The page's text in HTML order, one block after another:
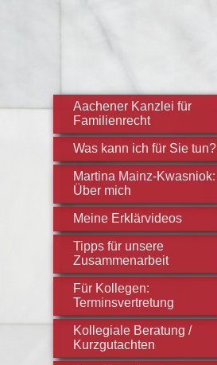
Aachener Kanzlei für
Familienrecht
Was kann ich für Sie tun?
Martina Mainz-Kwasniok:
Über mich
Meine Erklärvideos
Tipps für unsere
Zusammenarbeit
Für Kollegen:
Terminsvertretung
Kollegiale Beratung /
Kurzgutachten